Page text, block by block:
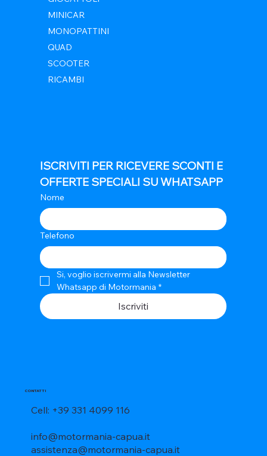
MINICAR
MONOPATTINI
QUAD
SCOOTER
RICAMBI
CONTATTI
Cell: +39 331 4099 116
info@motormania-capua.it
assistenza@motormania-capua.it
ISCRIVITI PER RICEVERE SCONTI E
OFFERTE SPECIALI SU WHATSAPP
Nome
Telefono
Si, voglio iscrivermi alla Newsletter
Whatsapp di Motormania *
Iscriviti